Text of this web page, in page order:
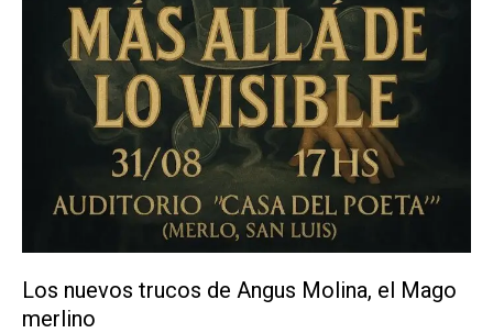
Los nuevos trucos de Angus Molina, el Mago
merlino